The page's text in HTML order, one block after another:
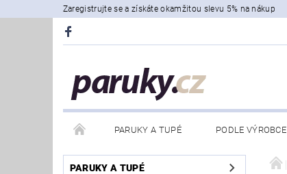
Zaregistrujte se a získáte okamžitou slevu 5% na nákup
PARUKY A TUPÉ PODLE VÝROBCE
PARUKY A TUPÉ